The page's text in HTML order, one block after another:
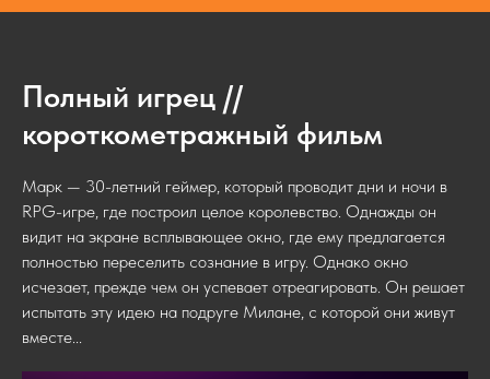
Полный игрец //
короткометражный фильм
Марк — 30-летний геймер, который проводит дни и ночи в
RPG-игре, где построил целое королевство. Однажды он
видит на экране всплывающее окно, где ему предлагается
полностью переселить сознание в игру. Однако окно
исчезает, прежде чем он успевает отреагировать. Он решает
испытать эту идею на подруге Милане, с которой они живут
вместе...